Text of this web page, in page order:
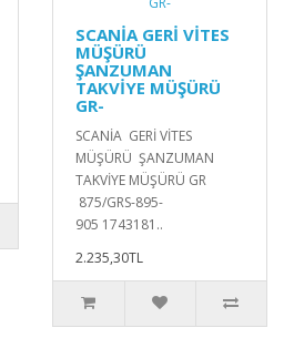
SCANİA GERİ VİTES
MÜŞÜRÜ
ŞANZUMAN
TAKVİYE MÜŞÜRÜ
GR-
SCANİA GERİ VİTES
MÜŞÜRÜ ŞANZUMAN
TAKVİYE MÜŞÜRÜ GR
875/GRS-895-
905 1743181..
2.235,30TL